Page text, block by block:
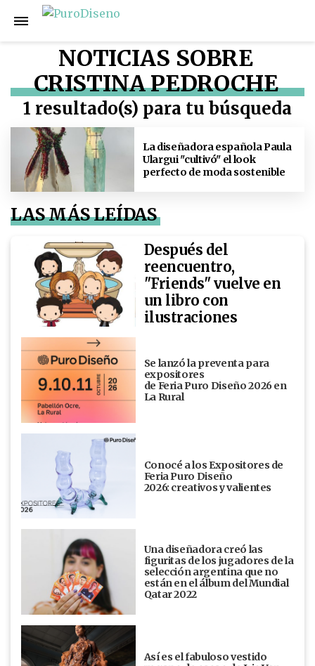
NOTICIAS SOBRE
CRISTINA PEDROCHE
1 resultado(s) para tu búsqueda
La diseñadora española Paula
Ulargui "cultivó" el look
perfecto de moda sostenible
LAS MÁS LEÍDAS
Después del
reencuentro,
"Friends" vuelve en
un libro con
ilustraciones
Se lanzó la preventa para
expositores
de Feria Puro Diseño 2026 en
La Rural
Conocé a los Expositores de
Feria Puro Diseño
2026: creativos y valientes
Una diseñadora creó las
figuritas de los jugadores de la
selección argentina que no
están en el álbum del Mundial
Qatar 2022
Así es el fabuloso vestido